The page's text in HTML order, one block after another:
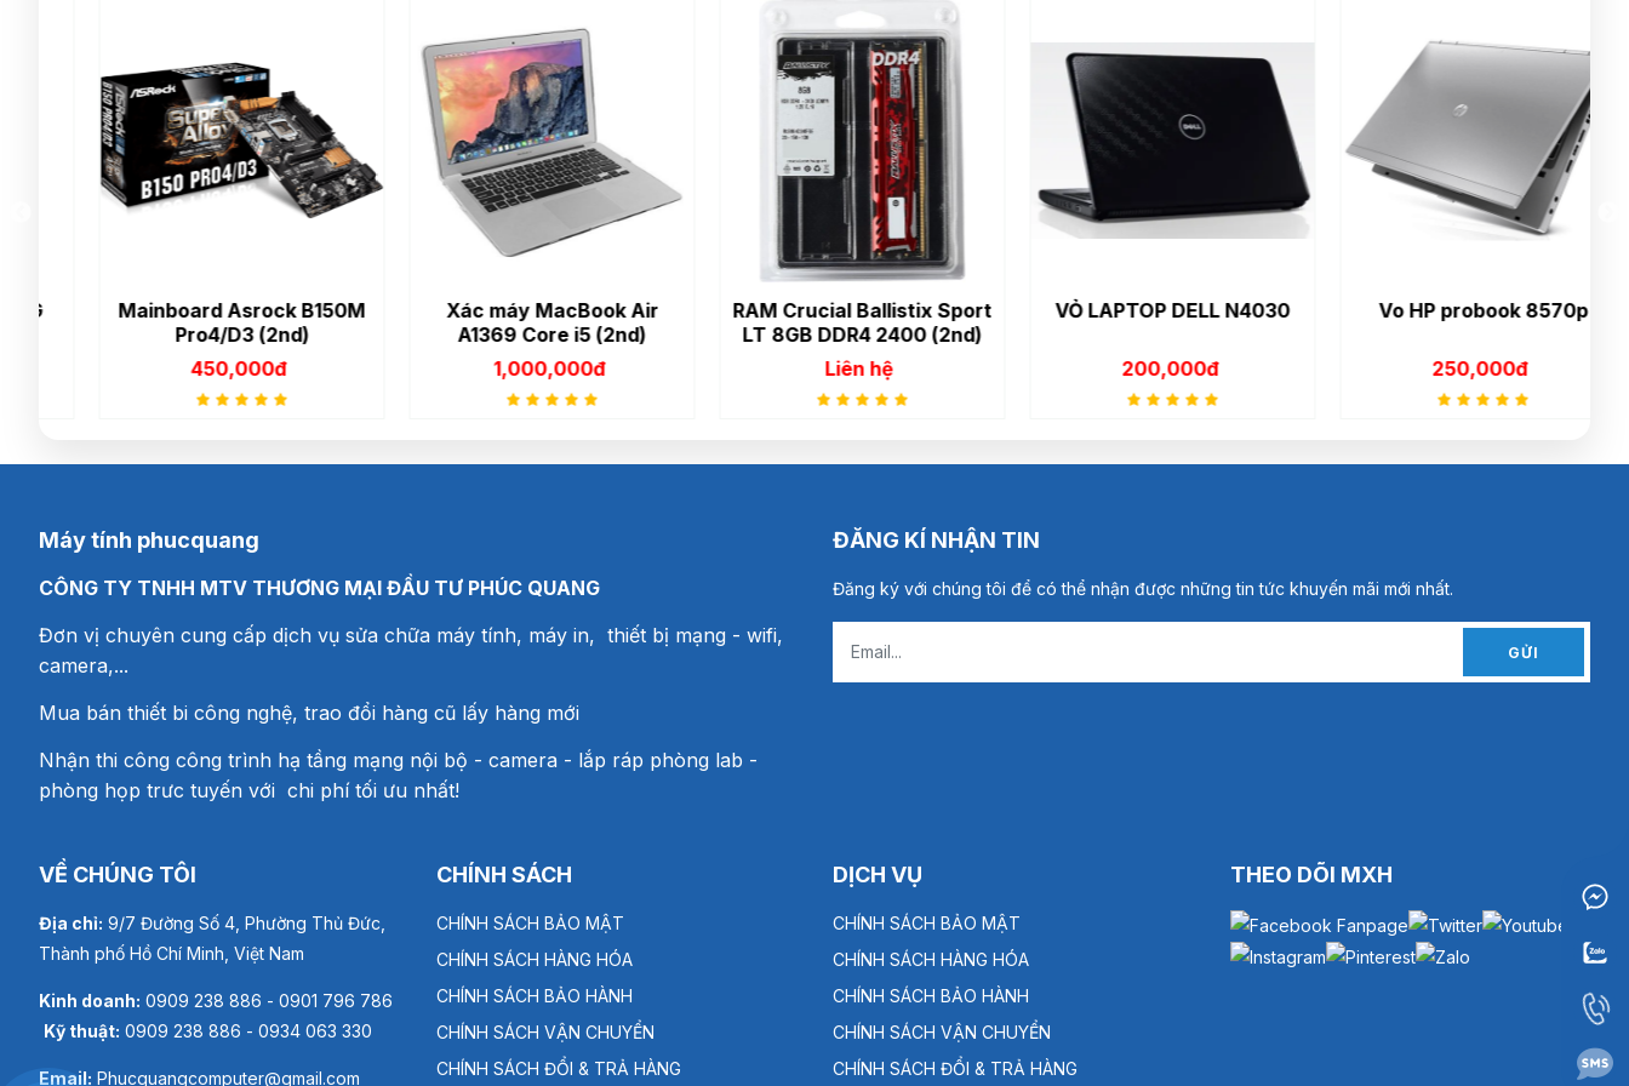
Mainboard Asrock B150M
Pro4/D3 (2nd)
450,000đ
Xác máy MacBook Air
A1369 Core i5 (2nd)
1,000,000đ
RAM Crucial Ballistix Sport
LT 8GB DDR4 2400 (2nd)
Liên hệ
VỎ LAPTOP DELL N4030
200,000đ
Vo HP probook 8570p
250,000đ
Máy tính phucquang
CÔNG TY TNHH MTV THƯƠNG MẠI ĐẦU TƯ PHÚC QUANG
Đơn vị chuyên cung cấp dịch vụ sửa chữa máy tính, máy in, thiết bị mạng - wifi,
camera,...
Mua bán thiết bi công nghệ, trao đổi hàng cũ lấy hàng mới
Nhận thi công công trình hạ tầng mạng nội bộ - camera - lắp ráp phòng lab -
phòng họp trưc tuyến với chi phí tối ưu nhất!
ĐĂNG KÍ NHẬN TIN
Đăng ký với chúng tôi để có thể nhận được những tin tức khuyến mãi mới nhất.
GỬI
VỀ CHÚNG TÔI
Địa chỉ: 9/7 Đường Số 4, Phường Thủ Đức,
Thành phố Hồ Chí Minh, Việt Nam
Kinh doanh: 0909 238 886 - 0901 796 786
Kỹ thuật: 0909 238 886 - 0934 063 330
Email: Phucquangcomputer@gmail.com
CHÍNH SÁCH
CHÍNH SÁCH BẢO MẬT
CHÍNH SÁCH HÀNG HÓA
CHÍNH SÁCH BẢO HÀNH
CHÍNH SÁCH VẬN CHUYỂN
CHÍNH SÁCH ĐỔI & TRẢ HÀNG
DỊCH VỤ
CHÍNH SÁCH BẢO MẬT
CHÍNH SÁCH HÀNG HÓA
CHÍNH SÁCH BẢO HÀNH
CHÍNH SÁCH VẬN CHUYỂN
CHÍNH SÁCH ĐỔI & TRẢ HÀNG
THEO DÕI MXH